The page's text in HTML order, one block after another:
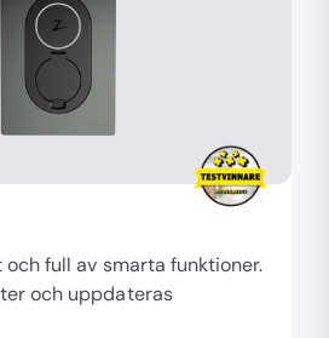
och full av smarta funktioner.
och uppdateras